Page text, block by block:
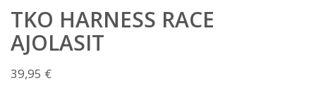
TKO HARNESS RACE
AJOLASIT
39,95 €